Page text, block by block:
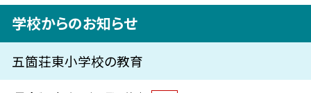
学校からのお知らせ
五箇荘東小学校の教育